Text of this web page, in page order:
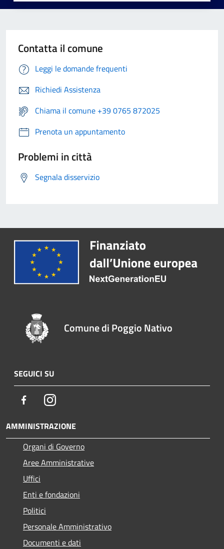
Contatta il comune
Leggi le domande frequenti
Richiedi Assistenza
Chiama il comune +39 0765 872025
Prenota un appuntamento
Problemi in città
Segnala disservizio
Comune di Poggio Nativo
SEGUICI SU
FacebookInstagram
AMMINISTRAZIONE
Organi di Governo
Aree Amministrative
Uffici
Enti e fondazioni
Politici
Personale Amministrativo
Documenti e dati